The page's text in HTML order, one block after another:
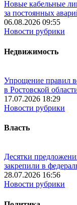
Новые кабельные
за постоянных
06.08.2026 09:55
Новости рубрики
Недвижимость
Упрощение правил
в Ростовской
17.07.2026 18:29
Новости рубрики
Власть
Десятки
закрепили в
28.07.2026 16:56
Новости рубрики